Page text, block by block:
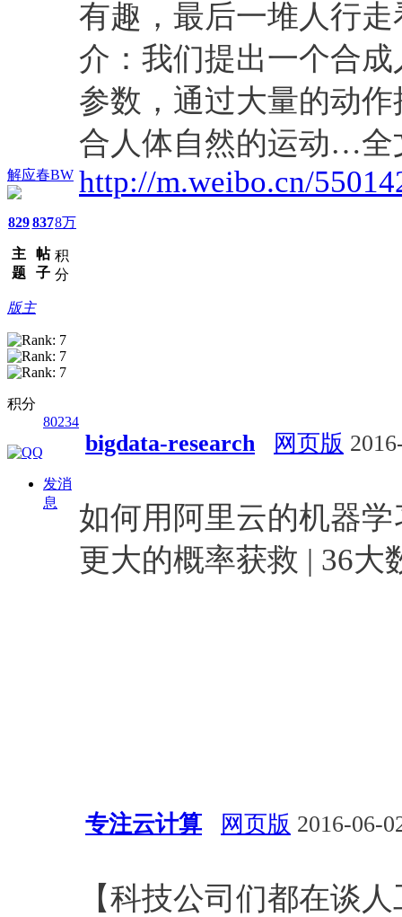
解应春BW
829
主
题
837
帖
子
8万
积
分
版主
积分
80234
发消
息
有趣，最后一堆人行
介：我们提出一个合
参数，通过大量的动
合人体自然的运动…全
http://m.weibo.cn/
bigdata-research 网页版
如何用阿里云的机器
更大的概率获救 | 36大
专注云计算 网页版 2016-06-
【科技公司们都在谈